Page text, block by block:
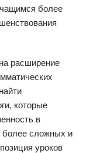
более
расширение
которые
в
более сложных и
уроков